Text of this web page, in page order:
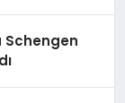
Schengen